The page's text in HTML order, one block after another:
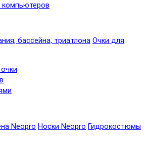
компьютеров
бассейна, триатлона Очки для
Neopro Носки Neopro Гидрокостюмы